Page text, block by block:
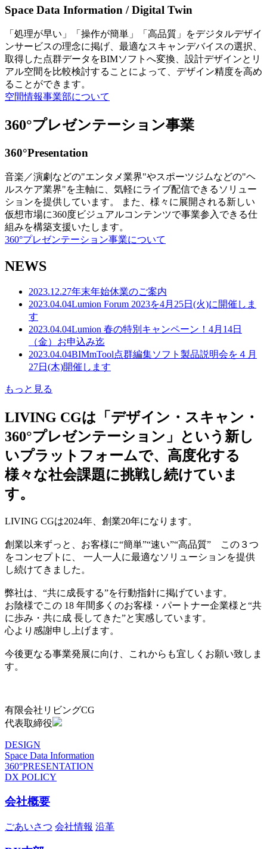
Space Data Information / Digital Twin
「処理が早い」「操作が簡単」「高品質」をデジタルデザイ
ンサービスの理念に掲げ、最適なスキャンデバイスの選択、
取得した点群データをBIMソフトへ変換、設計デザインとリ
アル空間を比較検討することによって、デザイン精度を高め
ることができます。
空間情報事業部について
360°プレゼンテーション事業
360°Presentation
音楽／演劇などの"エンタメ業界"やスポーツジムなどの"ヘ
ルスケア業界"を主軸に、気軽にライブ配信できるソリュー
ションを提供しています。 また、様々に展開される新しい
仮想市場に360度ビジュアルコンテンツで事業参入できる仕
組みを構築支援いたします。
360°プレゼンテーション事業について
NEWS
2023.12.27年末年始休業のご案内
2023.04.04Lumion Forum 2023を4月25日(火)に開催しま
す
2023.04.04Lumion 春の特別キャンペーン！4月14日
（金）お申込み迄
2023.04.04BIMmTool点群編集ソフト製品説明会を４月
27日(木)開催します
もっと見る
LIVING CGは「デザイン・スキャン・
360°プレゼンテーション」という新し
いプラットフォームで、高度化する
様々な社会課題に挑戦し続けていま
す。
LIVING CGは2024年、創業20年になります。
創業以来ずっと、お客様に“簡単”“速い”“高品質” この３つ
をコンセプトに、 一人一人に最適なソリューションを提供
し続けてきました。
弊社は、“共に成長する”を行動指針に掲げています。
お陰様でこの 18 年間多くのお客様・パートナー企業様と“共
に歩み・共に成 長してきた”と実感しています。
心より感謝申し上げます。
今後更なる事業発展に向け、これからも宜しくお願い致しま
す。
有限会社リビングCG
代表取締役
DESIGN
Space Data Information
360°PRESENTATION
DX POLICY
会社概要
ごあいさつ 会社情報 沿革